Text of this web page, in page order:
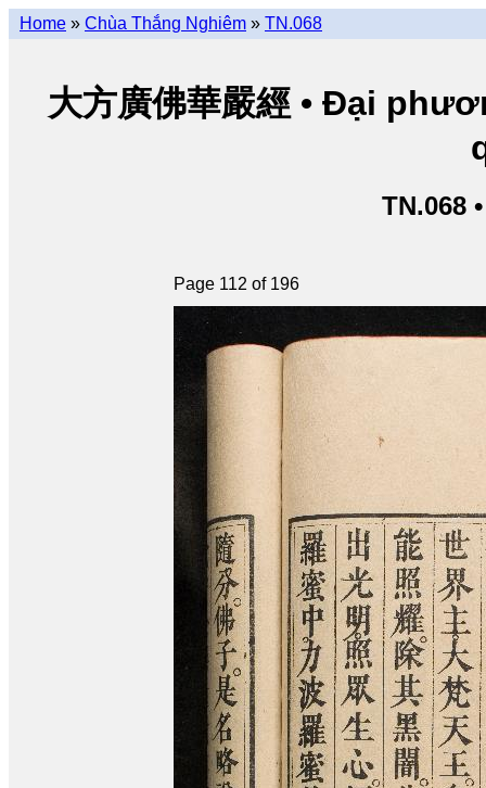
Home » Chùa Thắng Nghiêm » TN.068
大方廣佛華嚴經 • Đại
TN.068
Page 112 of 196